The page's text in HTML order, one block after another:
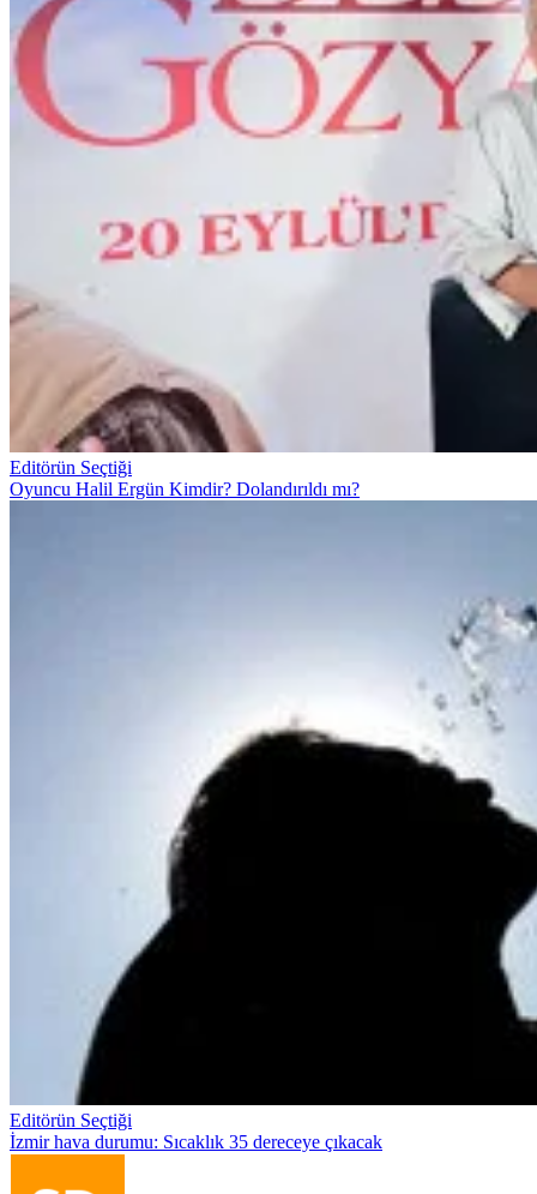
Editörün Seçtiği
Oyuncu Halil Ergün Kimdir? Dolandırıldı mı?
Editörün Seçtiği
İzmir hava durumu: Sıcaklık 35 dereceye çıkacak